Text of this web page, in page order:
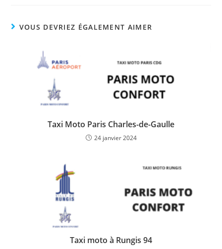
VOUS DEVRIEZ ÉGALEMENT AIMER
Taxi Moto Paris Charles-de-Gaulle
24 janvier 2024
Taxi moto à Rungis 94